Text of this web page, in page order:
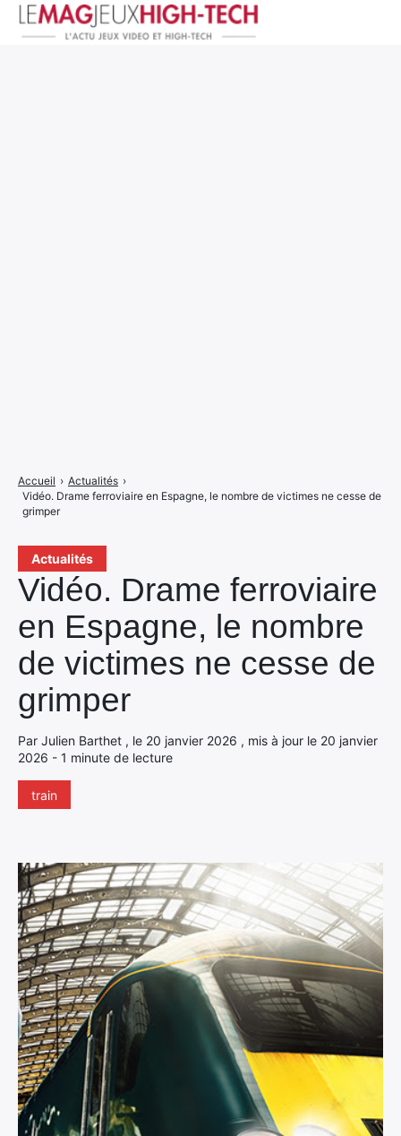
Actualités
Vidéo. Drame ferroviaire
en Espagne, le nombre
de victimes ne cesse de
grimper
Par Julien Barthet , le 20 janvier 2026 , mis à jour le 20 janvier
2026 - 1 minute de lecture
train
Accueil › Actualités ›
Vidéo. Drame ferroviaire en Espagne, le nombre de victimes ne cesse de
grimper